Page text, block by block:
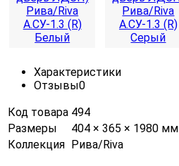
Характеристики
Отзывы0
Код товара 494
Размеры
404 × 365 × 1980 мм
Коллекция Рива/Riva